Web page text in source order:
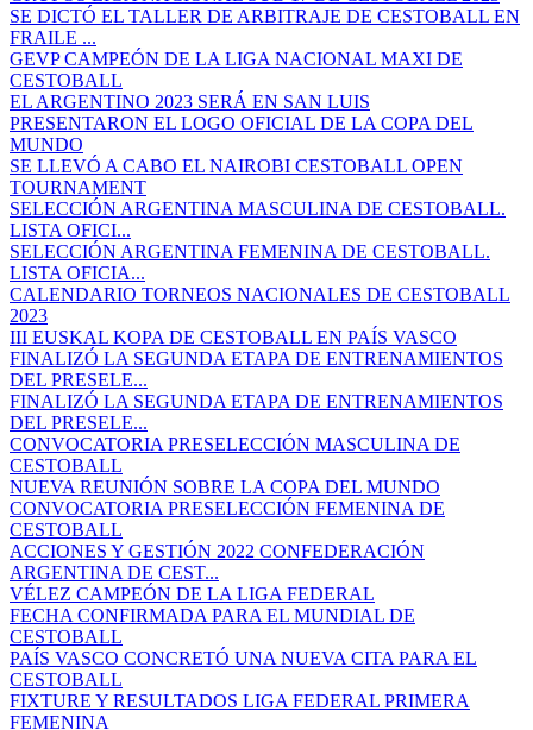
SE DICTÓ EL TALLER DE ARBITRAJE DE CESTOBALL EN
FRAILE ...
GEVP CAMPEÓN DE LA LIGA NACIONAL MAXI DE
CESTOBALL
EL ARGENTINO 2023 SERÁ EN SAN LUIS
PRESENTARON EL LOGO OFICIAL DE LA COPA DEL
MUNDO
SE LLEVÓ A CABO EL NAIROBI CESTOBALL OPEN
TOURNAMENT
SELECCIÓN ARGENTINA MASCULINA DE CESTOBALL.
LISTA OFICI...
SELECCIÓN ARGENTINA FEMENINA DE CESTOBALL.
LISTA OFICIA...
CALENDARIO TORNEOS NACIONALES DE CESTOBALL
2023
III EUSKAL KOPA DE CESTOBALL EN PAÍS VASCO
FINALIZÓ LA SEGUNDA ETAPA DE ENTRENAMIENTOS
DEL PRESELE...
FINALIZÓ LA SEGUNDA ETAPA DE ENTRENAMIENTOS
DEL PRESELE...
CONVOCATORIA PRESELECCIÓN MASCULINA DE
CESTOBALL
NUEVA REUNIÓN SOBRE LA COPA DEL MUNDO
CONVOCATORIA PRESELECCIÓN FEMENINA DE
CESTOBALL
ACCIONES Y GESTIÓN 2022 CONFEDERACIÓN
ARGENTINA DE CEST...
VÉLEZ CAMPEÓN DE LA LIGA FEDERAL
FECHA CONFIRMADA PARA EL MUNDIAL DE
CESTOBALL
PAÍS VASCO CONCRETÓ UNA NUEVA CITA PARA EL
CESTOBALL
FIXTURE Y RESULTADOS LIGA FEDERAL PRIMERA
FEMENINA